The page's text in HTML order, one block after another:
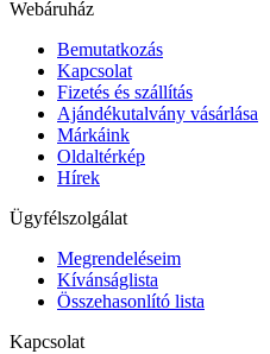
Webáruház
Bemutatkozás
Kapcsolat
Fizetés és szállítás
Ajándékutalvány vásárlása
Márkáink
Oldaltérkép
Hírek
Ügyfélszolgálat
Megrendeléseim
Kívánságlista
Összehasonlító lista
Kapcsolat